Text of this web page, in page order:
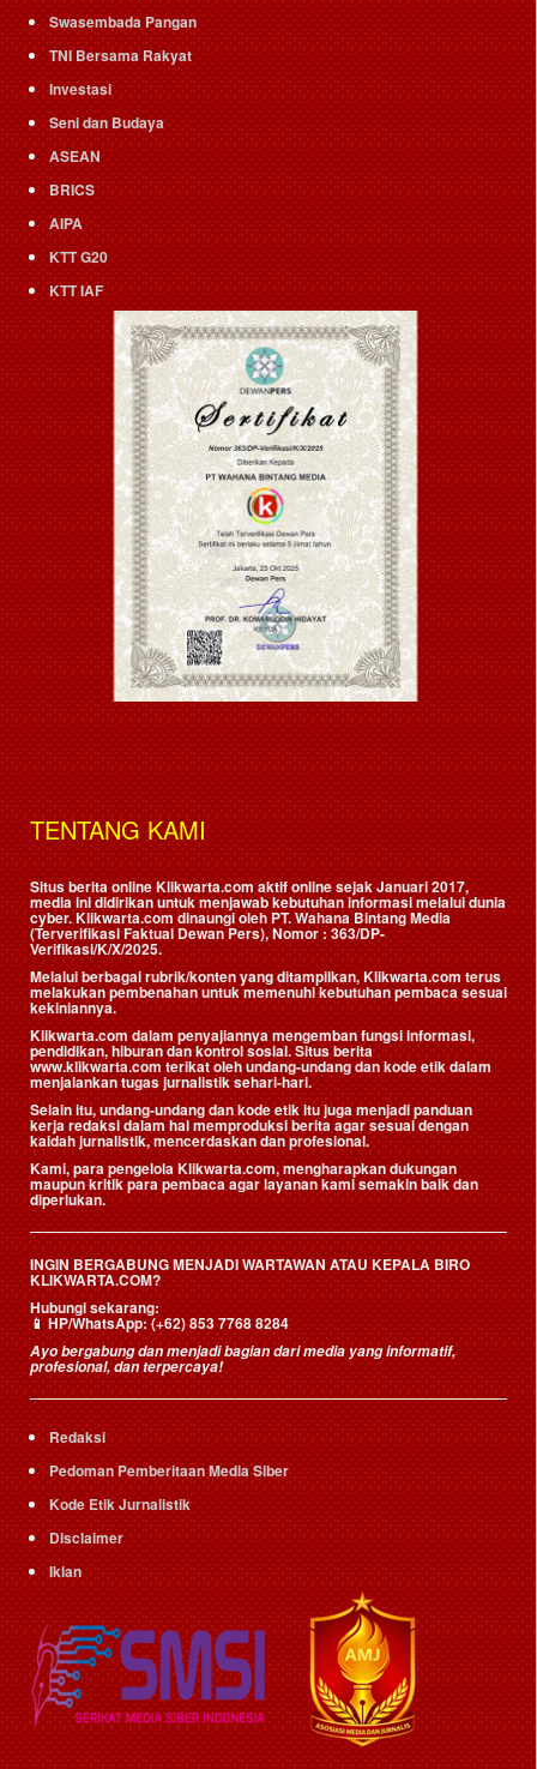
Swasembada Pangan
TNI Bersama Rakyat
Investasi
Seni dan Budaya
ASEAN
BRICS
AIPA
KTT G20
KTT IAF
TENTANG KAMI
Situs berita online Klikwarta.com aktif online sejak Januari 2017,
media ini didirikan untuk menjawab kebutuhan informasi melalui dunia
cyber. Klikwarta.com dinaungi oleh PT. Wahana Bintang Media
(Terverifikasi Faktual Dewan Pers), Nomor : 363/DP-
Verifikasi/K/X/2025.
Melalui berbagai rubrik/konten yang ditampilkan, Klikwarta.com terus
melakukan pembenahan untuk memenuhi kebutuhan pembaca sesuai
kekiniannya.
Klikwarta.com dalam penyajiannya mengemban fungsi informasi,
pendidikan, hiburan dan kontrol sosial. Situs berita
www.klikwarta.com terikat oleh undang-undang dan kode etik dalam
menjalankan tugas jurnalistik sehari-hari.
Selain itu, undang-undang dan kode etik itu juga menjadi panduan
kerja redaksi dalam hal memproduksi berita agar sesuai dengan
kaidah jurnalistik, mencerdaskan dan profesional.
Kami, para pengelola Klikwarta.com, mengharapkan dukungan
maupun kritik para pembaca agar layanan kami semakin baik dan
diperlukan.
INGIN BERGABUNG MENJADI WARTAWAN ATAU KEPALA BIRO
KLIKWARTA.COM?
Hubungi sekarang:
📱HP/WhatsApp:(+62) 853 7768 8284
Ayo bergabung dan menjadi bagian dari media yang informatif,
profesional, dan terpercaya!
Redaksi
Pedoman Pemberitaan Media Siber
Kode Etik Jurnalistik
Disclaimer
Iklan